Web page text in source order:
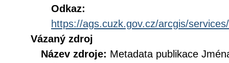
Odkaz:
https://ags.cuzk.gov.cz/arcgis/
Vázaný zdroj
Název zdroje: Metadata publikace